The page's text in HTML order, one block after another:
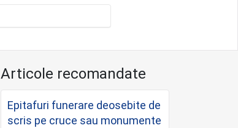
Articole recomandate
Epitafuri funerare deosebite de
scris pe cruce sau monumente